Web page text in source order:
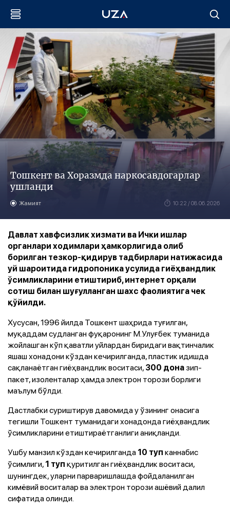
Тошкент ва Хоразмда наркосавдогарлар
ушланди
Жамият 10:22 / 08.06.2026
Давлат хавфсизлик хизмати ва Ички ишлар
органлари ходимлари ҳамкорлигида олиб
борилган тезкор-қидирув тадбирлари натижасида
уй шароитида гидропоника усулида гиёҳвандлик
ўсимликларини етиштириб, интернет орқали
сотиш билан шуғулланган шахс фаолиятига чек
қўйилди.
Хусусан, 1996 йилда Тошкент шаҳрида туғилган,
муқаддам судланган фуқаронинг М.Улуғбек туманида
жойлашган кўп қаватли уйлардан биридаги вақтинчалик
яшаш хонадони кўздан кечирилганда, пластик идишда
сақланаётган гиёҳвандлик воситаси, 300 дона зип-
пакет, изоленталар ҳамда электрон торози борлиги
маълум бўлди.
Дастлабки суриштирув давомида у ўзининг онасига
тегишли Тошкент туманидаги хонадонда гиёҳвандлик
ўсимликларини етиштираётганлиги аниқланди.
Ушбу манзил кўздан кечирилганда 10 туп каннабис
ўсимлиги, 1 туп қуритилган гиёҳвандлик воситаси,
шунингдек, уларни парваришлашда фойдаланилган
кимёвий воситалар ва электрон торози ашёвий далил
сифатида олинди.